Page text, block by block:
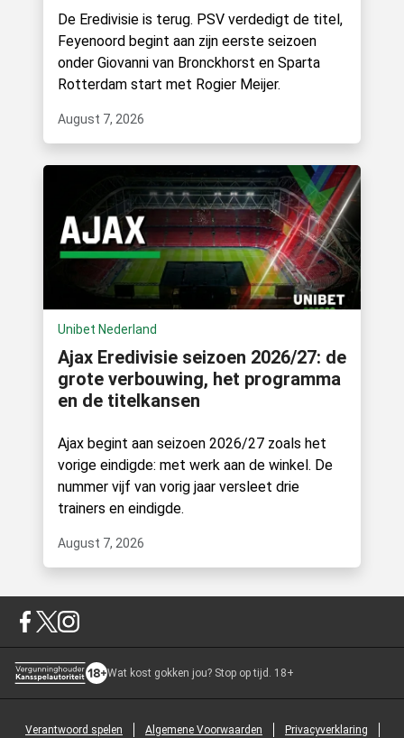
De Eredivisie is terug. PSV verdedigt de titel,
Feyenoord begint aan zijn eerste seizoen
onder Giovanni van Bronckhorst en Sparta
Rotterdam start met Rogier Meijer.
August 7, 2026
Unibet Nederland
Ajax Eredivisie seizoen 2026/27: de
grote verbouwing, het programma
en de titelkansen
Ajax begint aan seizoen 2026/27 zoals het
vorige eindigde: met werk aan de winkel. De
nummer vijf van vorig jaar versleet drie
trainers en eindigde.
August 7, 2026
Wat kost gokken jou? Stop op tijd. 18+
Verantwoord spelen Algemene Voorwaarden Privacyverklaring